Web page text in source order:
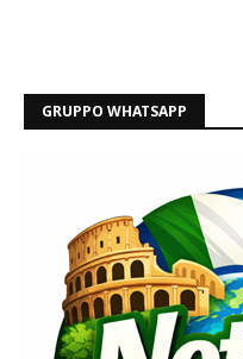
GRUPPO WHATSAPP